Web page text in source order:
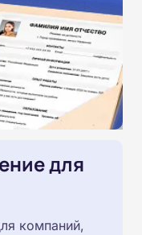
для
компаний,